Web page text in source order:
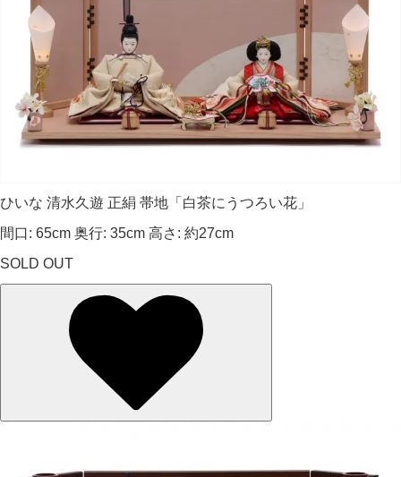
ひいな 清水久遊 正絹 帯地「白茶にうつろい花」
間口: 65cm 奥行: 35cm 高さ: 約27cm
SOLD OUT